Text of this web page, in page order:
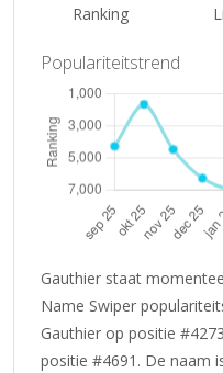
Ranking
Populariteitstrend
Gauthier staat
Name Swiper
Gauthier op positie
positie #4691. De naam